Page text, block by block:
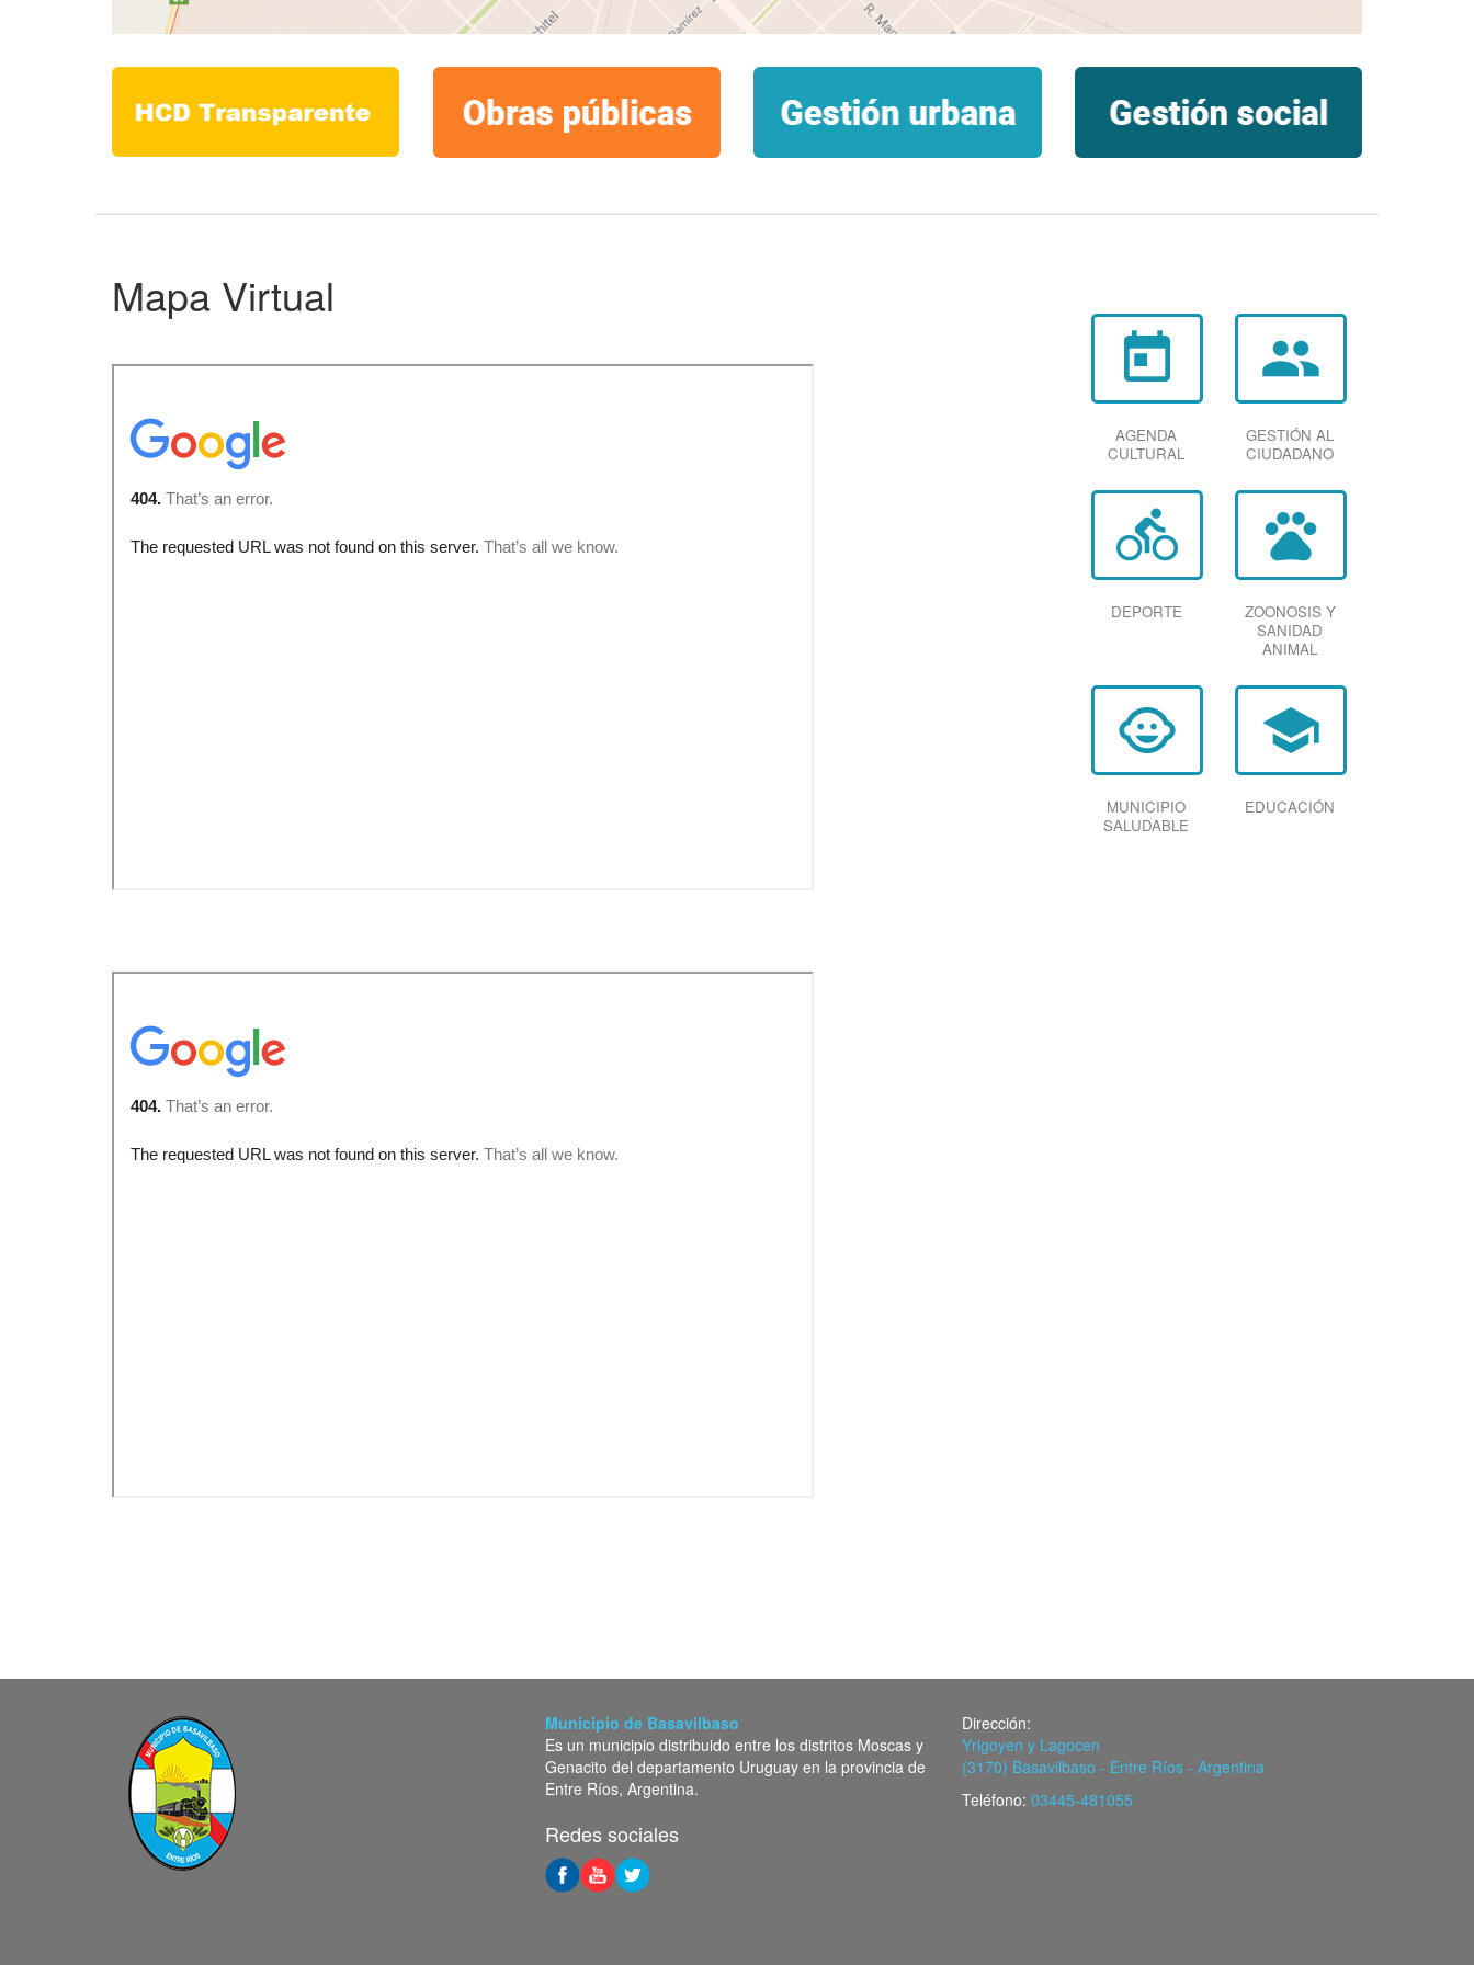
Mapa Virtual
today
AGENDA
CULTURAL
group
GESTIÓN AL
CIUDADANO
directions_bike
DEPORTE
pets
ZOONOSIS Y
SANIDAD
ANIMAL
child_care
MUNICIPIO
SALUDABLE
school
EDUCACIÓN
Municipio de Basavilbaso
Es un municipio distribuido entre los distritos Moscas y
Genacito del departamento Uruguay en la provincia de
Entre Ríos, Argentina.
Dirección:
Yrigoyen y Lagocen
(3170) Basavilbaso - Entre Ríos - Argentina
Teléfono: 03445-481055
Redes sociales